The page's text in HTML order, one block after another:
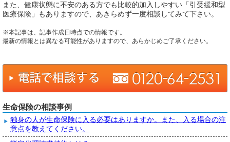
また、健康状態に不安のある方でも比較的加入しやすい「引受緩和型
医療保険」もありますので、あきらめず一度相談してみて下さい。
※本記事は、記事作成日時点での情報です。
最新の情報とは異なる可能性がありますので、あらかじめご了承ください。
生命保険の相談事例
独身の人が生命保険に入る必要はありますか。また、入る場合の注
意点を教えてください。